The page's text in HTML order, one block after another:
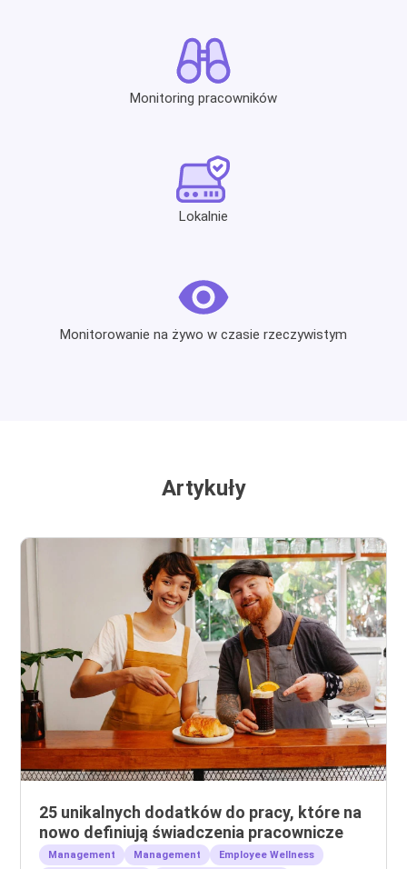
Monitoring pracowników
Lokalnie
Monitorowanie na żywo w czasie rzeczywistym
Artykuły
25 unikalnych dodatków do pracy, które na
nowo definiują świadczenia pracownicze
Management Management
Employee Wellness